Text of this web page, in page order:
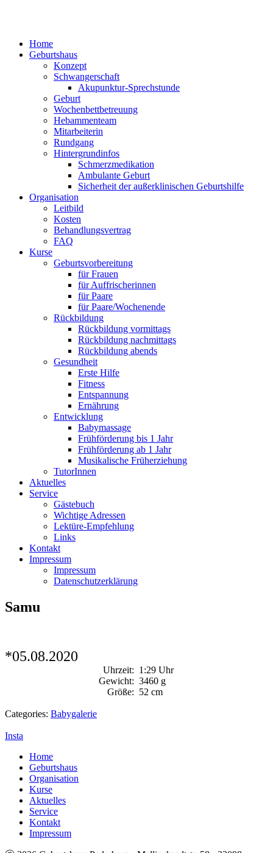
Home
Geburtshaus
Konzept
Schwangerschaft
Akupunktur-Sprechstunde
Geburt
Wochenbettbetreuung
Hebammenteam
Mitarbeiterin
Rundgang
Hintergrundinfos
Schmerzmedikation
Ambulante Geburt
Sicherheit der außerklinischen Geburtshilfe
Organisation
Leitbild
Kosten
Behandlungsvertrag
FAQ
Kurse
Geburtsvorbereitung
für Frauen
für Auffrischerinnen
für Paare
für Paare/Wochenende
Rückbildung
Rückbildung vormittags
Rückbildung nachmittags
Rückbildung abends
Gesundheit
Erste Hilfe
Fitness
Entspannung
Ernährung
Entwicklung
Babymassage
Frühförderung bis 1 Jahr
Frühförderung ab 1 Jahr
Musikalische Früherziehung
TutorInnen
Aktuelles
Service
Gästebuch
Wichtige Adressen
Lektüre-Empfehlung
Links
Kontakt
Impressum
Impressum
Datenschutzerklärung
Samu
*05.08.2020
Uhrzeit: 1:29 Uhr
Gewicht: 3460 g
Größe: 52 cm
Categories: Babygalerie
Insta
Home
Geburtshaus
Organisation
Kurse
Aktuelles
Service
Kontakt
Impressum